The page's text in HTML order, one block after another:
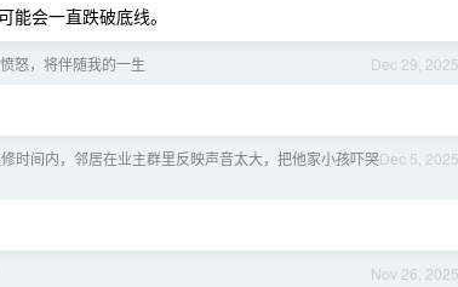
会一直跌破底线。
Dec 29, 2025
怒，将伴随我的一生
Dec 5, 2025
时间内，邻居在业主群里反映声音太大，把他家小孩吓哭
Nov 26, 2025